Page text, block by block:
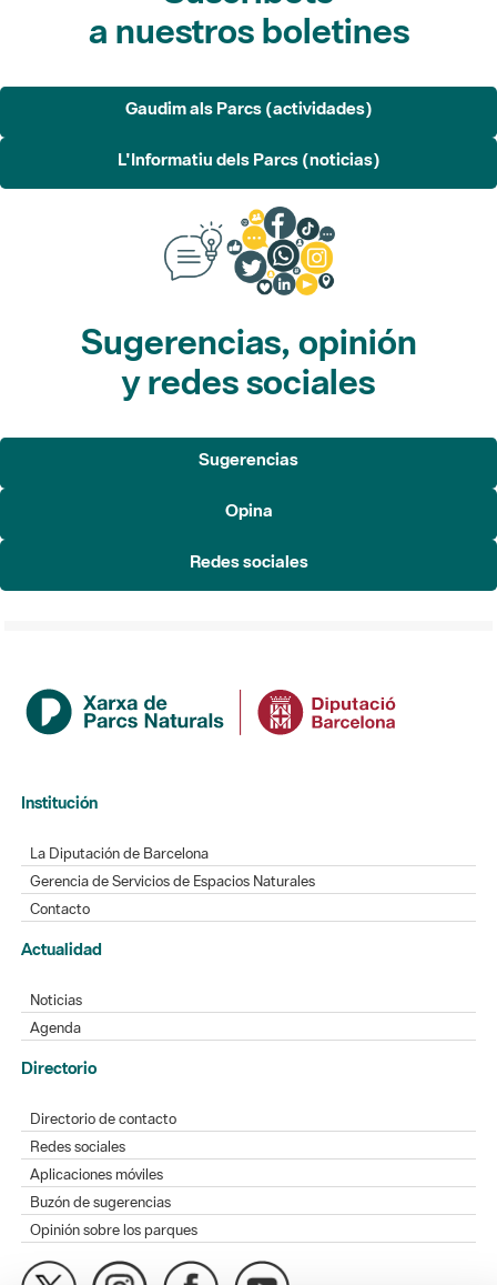
a nuestros boletines
Gaudim als Parcs (actividades)
L'Informatiu dels Parcs (noticias)
Sugerencias, opinión
y redes sociales
Sugerencias
Opina
Redes sociales
Institución
La Diputación de Barcelona
Gerencia de Servicios de Espacios Naturales
Contacto
Actualidad
Noticias
Agenda
Directorio
Directorio de contacto
Redes sociales
Aplicaciones móviles
Buzón de sugerencias
Opinión sobre los parques